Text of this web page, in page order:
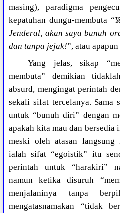
masing), paradigma
kepatuhan dungu-membuta “
Jenderal, akan saya bunuh
dan tanpa jejak!”, atau
Yang jelas, sikap
membuta” demikian
absurd, mengingat perintah
sekali sifat tercelanya. Sama
untuk “bunuh diri” dengan
apakah kita mau dan bersedia
meski oleh atasan langsung
ialah sifat “egoistik” itu
perintah untuk “harakiri”
namun ketika disuruh
menjalaninya tanpa
mengatasnamakan “tidak